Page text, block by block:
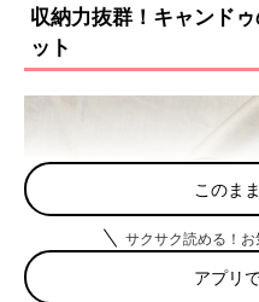
収納力抜群！キャンド
ット
このま
サクサク読める！
アプリ